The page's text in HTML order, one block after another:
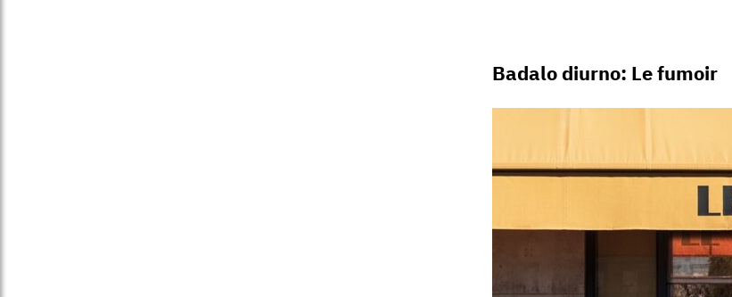
Badalo diurno: Le fumoir